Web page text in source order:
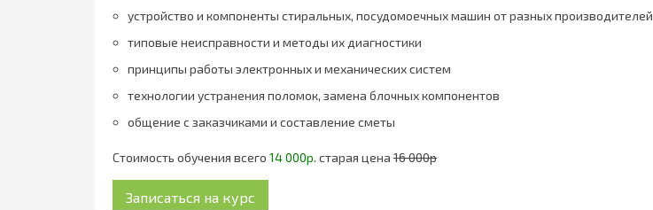
устройство и компоненты стиральных, посудомоечных машин от разных производителей
типовые неисправности и методы их диагностики
принципы работы электронных и механических систем
технологии устранения поломок, замена блочных компонентов
общение с заказчиками и составление сметы
Стоимость обучения всего 14 000р. старая цена 16 000р